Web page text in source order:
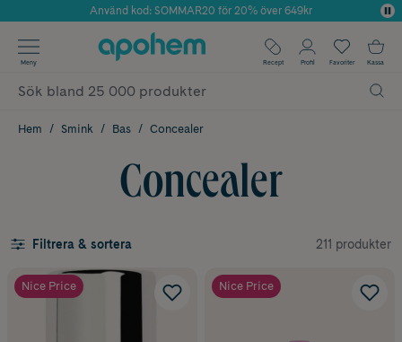
Årets Butik 2025 inom Skönhet
Använd kod: SOMMAR20 för 20% över 649kr
✓ Fri frakt
✓ Poäng på alla köp*
Meny Recept Profil Favoriter Kassa
Hem Smink Bas Concealer
Concealer
Filtrera & sortera 211 produkter
Nice Price Nice Price